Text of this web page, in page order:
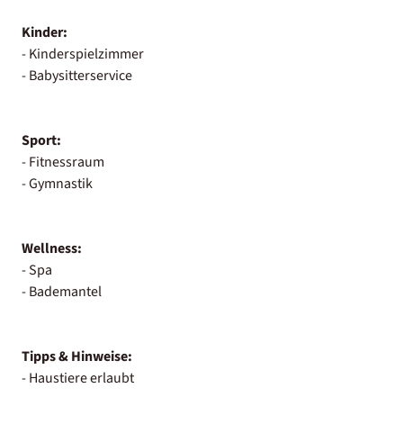
Kinder:
- Kinderspielzimmer
- Babysitterservice
Sport:
- Fitnessraum
- Gymnastik
Wellness:
- Spa
- Bademantel
Tipps & Hinweise:
- Haustiere erlaubt